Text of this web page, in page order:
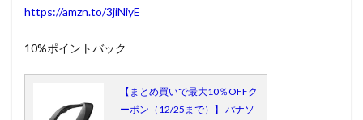
https://amzn.to/3jiNiyE
10%ポイントバック
【まとめ買いで最大10％OFFク
ーポン（12/25まで）】 パナソ